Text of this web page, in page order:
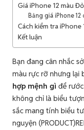
Giá iPhone 12 màu
Bảng giá iPhone
Cách kiểm tra
Kết luận
Bạn đang cân nhắc
màu rực rỡ nhưng lại
hợp mệnh gì để
không chỉ là biểu
sắc mang tính biểu
nguyện